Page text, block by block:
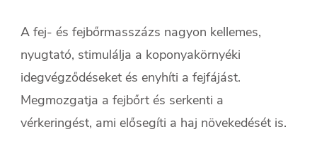
A fej- és fejbőrmasszázs nagyon kellemes,
nyugtató, stimulálja a koponyakörnyéki
idegvégződéseket és enyhíti a fejfájást.
Megmozgatja a fejbőrt és serkenti a
vérkeringést, ami elősegíti a haj növekedését is.